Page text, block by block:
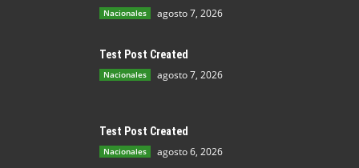
Nacionales agosto 7, 2026
Test Post Created
Nacionales agosto 7, 2026
Test Post Created
Nacionales agosto 6, 2026